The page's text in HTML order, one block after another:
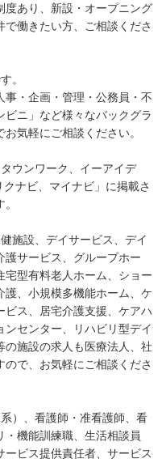
度あり、新設・オープニング
働きたい方、ご相談くださ
。
事・企画・管理・公務員・不
ニ」など様々なバックグラ
気軽にご相談ください。
ウンワーク、イーアイデ
ナビ、マイナビ」に掲載さ
施設、デイサービス、デイ
護サービス、グループホー
宅型有料老人ホーム、ショー
護、小規模多機能ホーム、ケ
ビス、居宅介護支援、ケアハ
センター、リハビリ型デイ
施設の求人も医療法人、社
で、お気軽にご相談くださ
）、看護師・准看護師、看
機能訓練職、生活相談員
ービス提供責任者、サービス